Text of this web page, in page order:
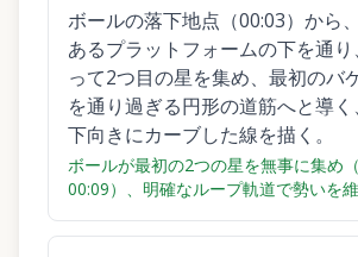
ボールの落下地点（00:03）から
あるプラットフォームの下を通
って2つ目の星を集め、最初のバ
を通り過ぎる円形の道筋へと導
下向きにカーブした線を描く。
ボールが最初の2つの星を無事に集め（
00:09）、明確なループ軌道で勢いを維